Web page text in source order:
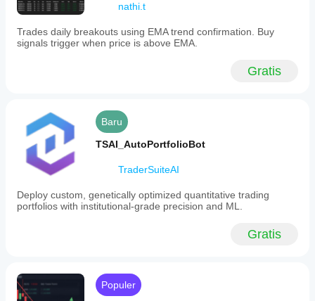
nathi.t
Trades daily breakouts using EMA trend confirmation. Buy
signals trigger when price is above EMA.
Gratis
Baru
TSAI_AutoPortfolioBot
TraderSuiteAI
Deploy custom, genetically optimized quantitative trading
portfolios with institutional-grade precision and ML.
Gratis
Populer